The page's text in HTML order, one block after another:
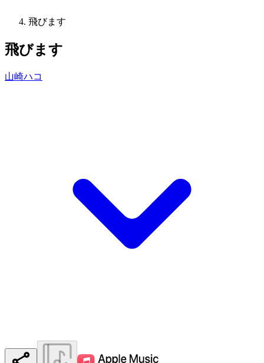
飛びます
飛びます
山崎ハコ